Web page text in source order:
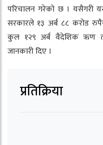
परिचालन गरेको छ । यसैगरी
सरकारले १३ अर्ब ८८ करोड
कुल १२९ अर्ब वैदेशिक ऋण
जानकारी दिए ।
प्रतिक्रिया